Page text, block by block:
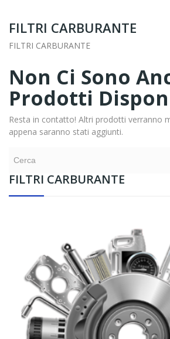
FILTRI CARBURANTE
FILTRI CARBURANTE
FILTRI CARBURANTE
Non Ci Sono
Prodotti
Resta in contatto! Altri prodotti verranno
appena saranno stati aggiunti.